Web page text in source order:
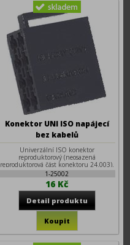
Konektor UNI ISO napájecí
bez kabelů
Univerzální ISO konektor
reproduktorový (neosazená
reproduktorová část konektoru 24.003).
Pr
1-25002
16 Kč